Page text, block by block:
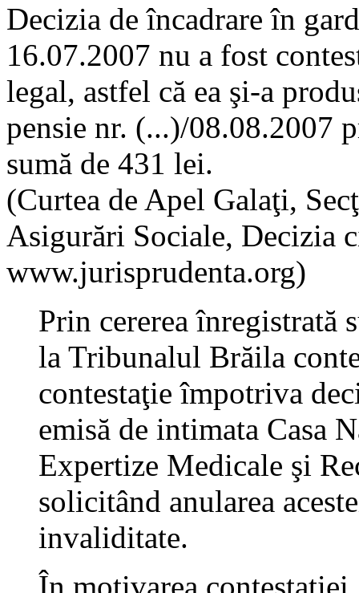
Decizia de încadrare în
16.07.2007 nu a fost
legal, astfel că ea şi-a
pensie nr. (...)/08.08.2007
sumă de 431 lei.
(Curtea de Apel Galaţi,
Asigurări Sociale, Decizia
www.jurisprudenta.org)
Prin cererea înregistrată
la Tribunalul Brăila
contestaţie împotriva
emisă de intimata Casa
Expertize Medicale şi
solicitând anularea
invaliditate.
În motivarea